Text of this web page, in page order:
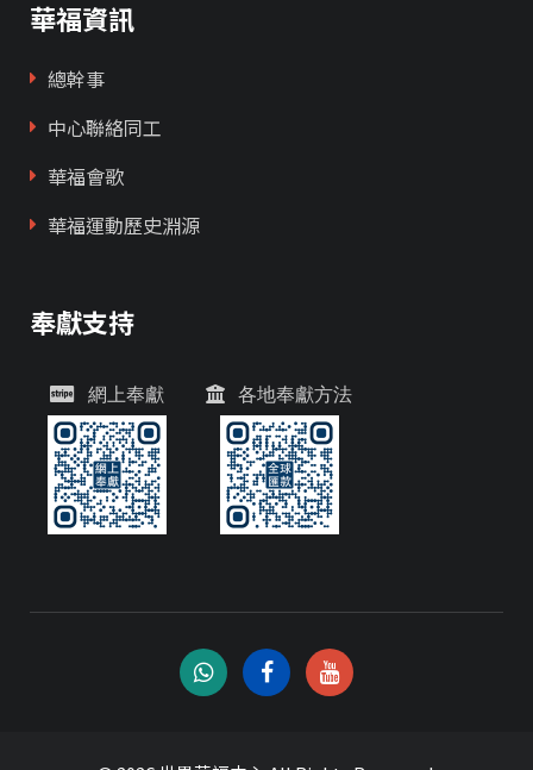
華福資訊
總幹事
中心聯絡同工
華福會歌
華福運動歷史淵源
奉獻支持
網上奉獻 各地奉獻方法